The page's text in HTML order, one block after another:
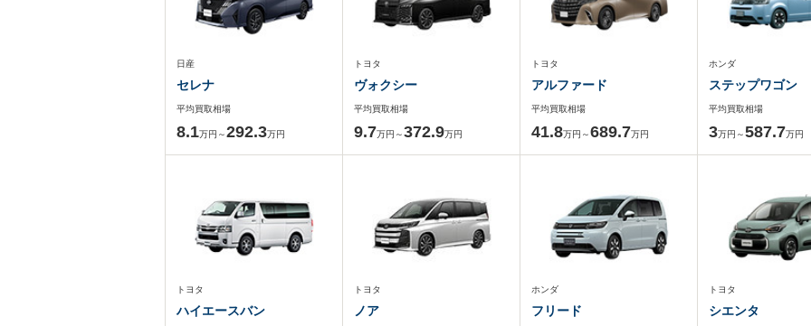
日産
セレナ
平均買取相場
8.1万円～292.3万円
トヨタ
ヴォクシー
平均買取相場
9.7万円～372.9万円
トヨタ
アルファード
平均買取相場
41.8万円～689.7万円
ホンダ
ステップワゴン
平均買取相場
3万円～587.7万円
トヨタ
ハイエースバン
トヨタ
ノア
ホンダ
フリード
トヨタ
シエンタ